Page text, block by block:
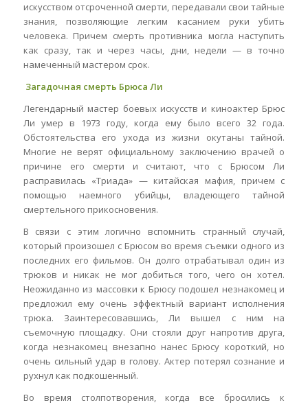
искусством отсроченной смерти, передавали свои тайные
знания, позволяющие легким касанием руки убить
человека. Причем смерть противника могла наступить
как сразу, так и через часы, дни, недели — в точно
намеченный мастером срок.
Загадочная смерть Брюса Ли
Легендарный мастер боевых искусств и киноактер Брюс
Ли умер в 1973 году, когда ему было всего 32 года.
Обстоятельства его ухода из жизни окутаны тайной.
Многие не верят официальному заключению врачей о
причине его смерти и считают, что с Брюсом Ли
расправилась «Триада» — китайская мафия, причем с
помощью наемного убийцы, владеющего тайной
смертельного прикосновения.
В связи с этим логично вспомнить странный случай,
который произошел с Брюсом во время съемки одного из
последних его фильмов. Он долго отрабатывал один из
трюков и никак не мог добиться того, чего он хотел.
Неожиданно из массовки к Брюсу подошел незнакомец и
предложил ему очень эффектный вариант исполнения
трюка. Заинтересовавшись, Ли вышел с ним на
съемочную площадку. Они стояли друг напротив друга,
когда незнакомец внезапно нанес Брюсу короткий, но
очень сильный удар в голову. Актер потерял сознание и
рухнул как подкошенный.
Во время столпотворения, когда все бросились к